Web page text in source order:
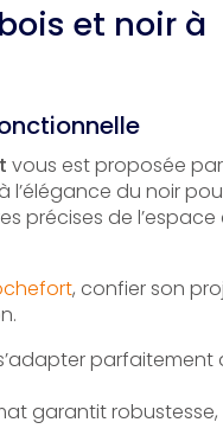
et noir à
vous est proposée par
l’élégance du noir
précises de l’espace
, confier son
parfaitement
garantit robustesse,